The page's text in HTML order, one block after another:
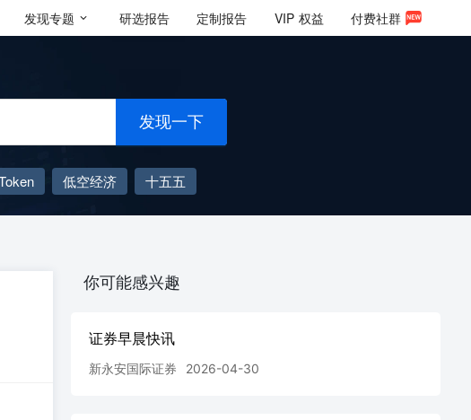
发现专题 研选报告 定制报告 VIP 权益 付费社群
发现一下
低空经济
十五五
你可能感兴趣
证券早晨快讯
新永安国际证券 2026-04-30